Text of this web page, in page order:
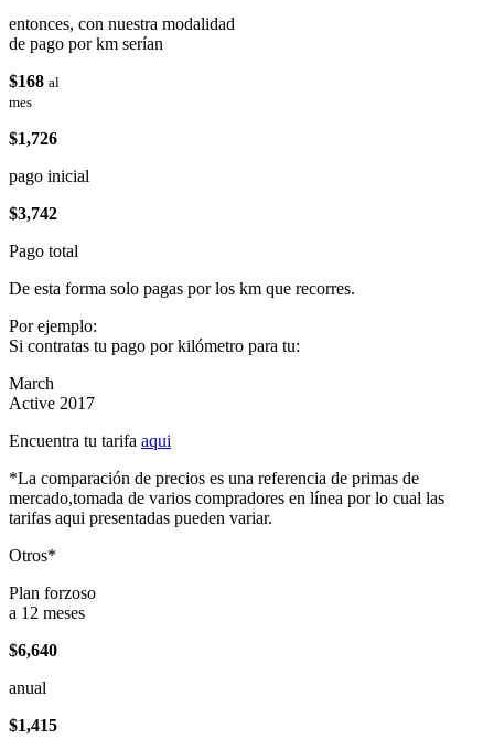
entonces, con nuestra modalidad
de pago por km serían
$168 al
mes
$1,726
pago inicial
$3,742
Pago total
De esta forma solo pagas por los km que recorres.
Por ejemplo:
Si contratas tu pago por kilómetro para tu:
March
Active 2017
Encuentra tu tarifa aqui
*La comparación de precios es una referencia de primas de
mercado,tomada de varios compradores en línea por lo cual las
tarifas aqui presentadas pueden variar.
Otros*
Plan forzoso
a 12 meses
$6,640
anual
$1,415